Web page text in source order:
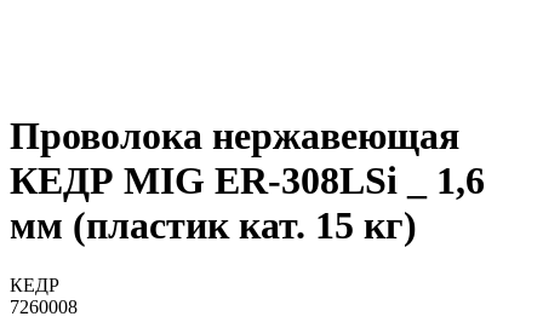
Проволока нержавеющая
КЕДР MIG ER-308LSi _ 1,6
мм (пластик кат. 15 кг)
КЕДР
7260008